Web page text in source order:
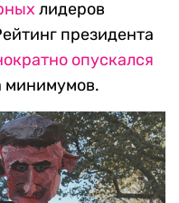
лидеров
президента
опускался
минимумов.